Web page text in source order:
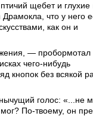
щебет и глухие
что у него
как он и
— пробормотал
чего-нибудь
кнопок без всякой
голос: «...не
По-твоему, он